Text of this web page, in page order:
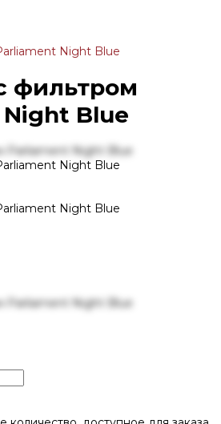
Night Blue
фильтром
Blue
Night Blue
Night Blue